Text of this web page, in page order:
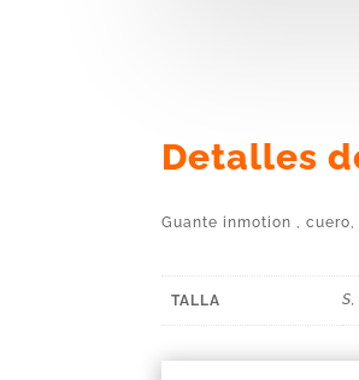
Detalles
Guante inmotion ,
TALLA